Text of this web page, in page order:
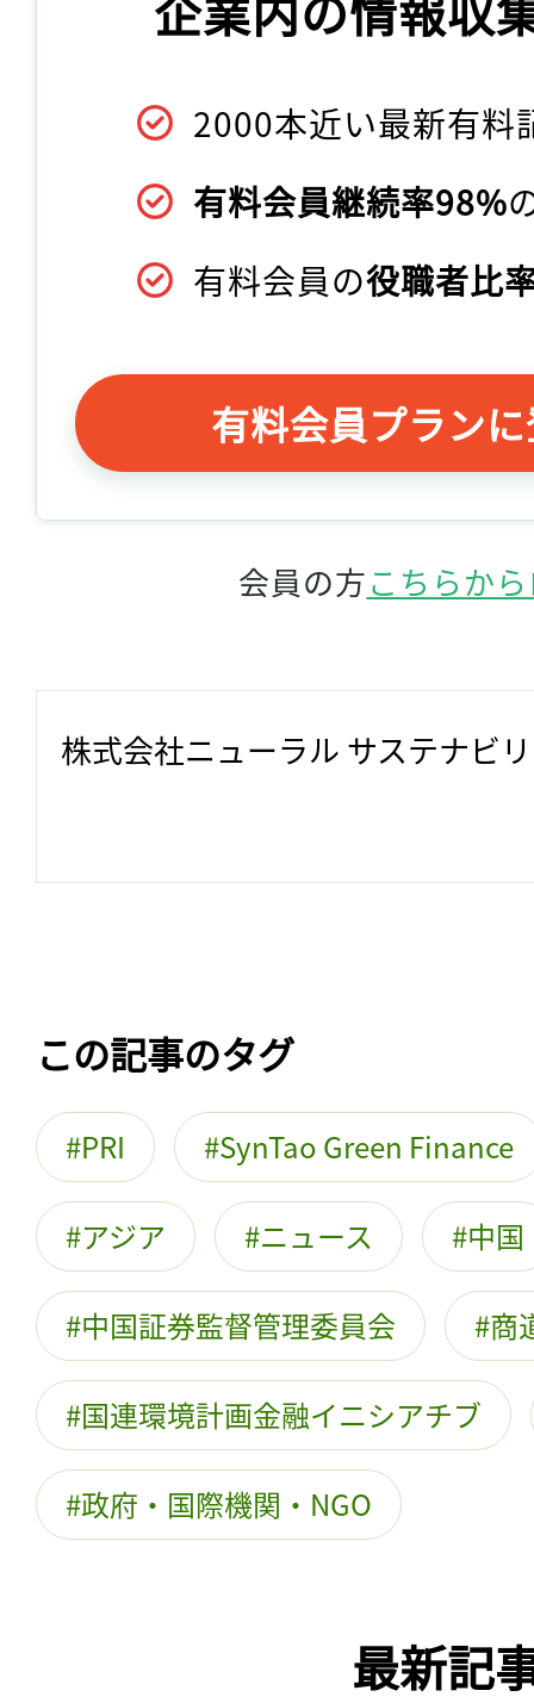
2000本近い最新有料
有料会員継続率98%
有料会員の役職者比
有料会員プラン
会員の方こちらか
株式会社ニューラル サステナビ
この記事のタグ
PRI SynTao Green Finance
アジア ニュース 中国
中国証券監督管理委員会 商
国連環境計画金融イニシアチブ
政府・国際機関・NGO
最新記